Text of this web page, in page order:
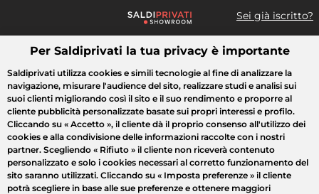
Sei già iscritto?
Cosa cerchi?
Tutte le vendite Moda Casa Bellezza Elettrodomestici
Per Saldiprivati la tua privacy è importante
Saldiprivati utilizza cookies e simili tecnologie al fine di analizzare la
navigazione, misurare l'audience del sito, realizzare studi e analisi sui
suoi clienti migliorando così il sito e il suo rendimento e proporre al
cliente pubblicità personalizzate basate sui propri interessi e profilo.
Cliccando su « Accetto », il cliente dà il proprio consenso all'utilizzo dei
cookies e alla condivisione delle informazioni raccolte con i nostri
partner. Scegliendo « Rifiuto » il cliente non riceverà contenuto
personalizzato e solo i cookies necessari al corretto funzionamento del
sito saranno utilizzati. Cliccando su « Imposta preferenze » il cliente
potrà scegliere in base alle sue preferenze e ottenere maggiori